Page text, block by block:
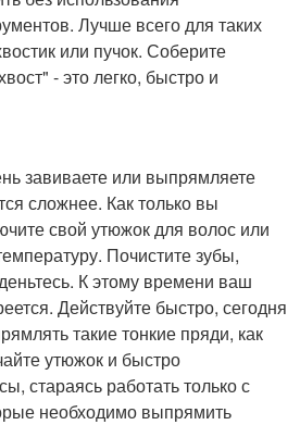
Лучше всего для таких
или пучок. Соберите
- это легко, быстро и
завиваете или выпрямляете
сложнее. Как только вы
свой утюжок для волос или
Почистите зубы,
К этому времени ваш
Действуйте быстро, сегодня
такие тонкие пряди, как
утюжок и быстро
стараясь работать только с
необходимо выпрямить